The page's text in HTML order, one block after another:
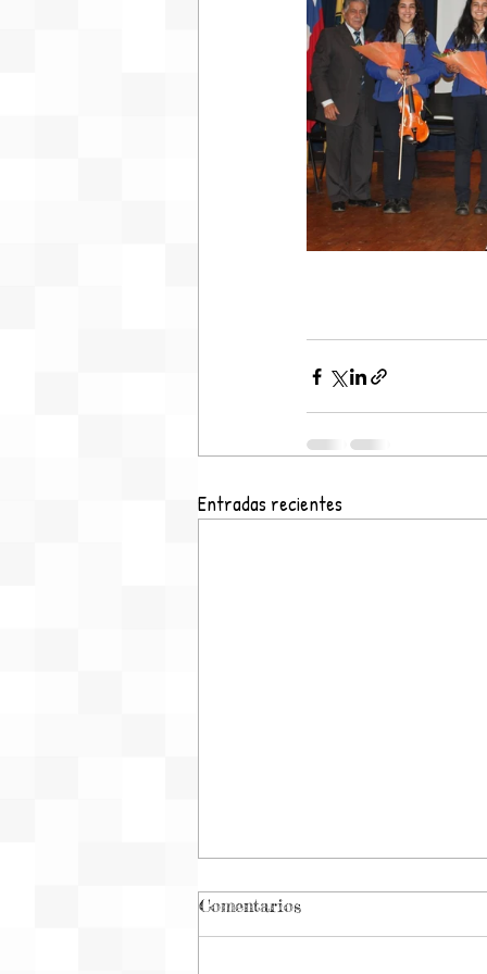
Entradas recientes
Comentarios